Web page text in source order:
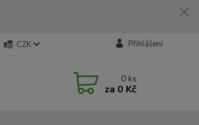
CZK Přihlášení
0 ks
za 0 Kč